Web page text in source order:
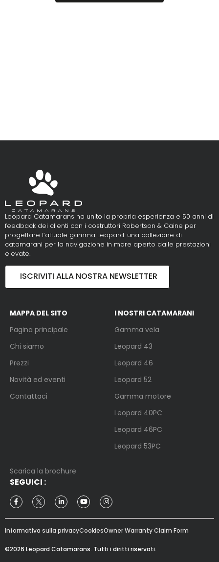
Leopard Catamarans ha unito la propria esperienza e 50 anni di
feedback dei clienti con i costruttori Robertson & Caine per
progettare l’attuale gamma Leopard: una collezione di
catamarani per la navigazione in mare aperto dalle prestazioni
elevate.
ISCRIVITI ALLA NOSTRA NEWSLETTER
MAPPA DEL SITO
Pagina principale
Chi siamo
Prezzi
Novità ed eventi
Contattaci
I NOSTRI CATAMARANI
Gamma vela
Leopard 43
Leopard 46
Leopard 52
Gamma motore
Leopard 40PC
Leopard 46PC
Leopard 53PC
Scarica la brochure
SEGUICI :
Informativa sulla privacyCookiesOwner Warranty Claim Form
©2026 Leopard Catamarans. Tutti i diritti riservati.